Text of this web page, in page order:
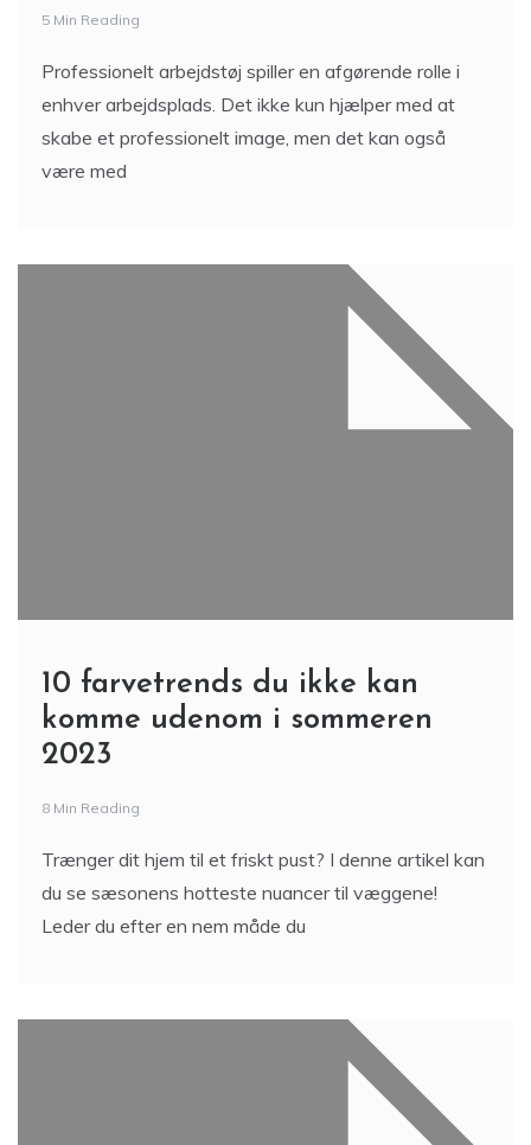
5 Min Reading
Professionelt arbejdstøj spiller en afgørende rolle i
enhver arbejdsplads. Det ikke kun hjælper med at
skabe et professionelt image, men det kan også
være med
10 farvetrends du ikke kan
komme udenom i sommeren
2023
8 Min Reading
Trænger dit hjem til et friskt pust? I denne artikel kan
du se sæsonens hotteste nuancer til væggene!
Leder du efter en nem måde du